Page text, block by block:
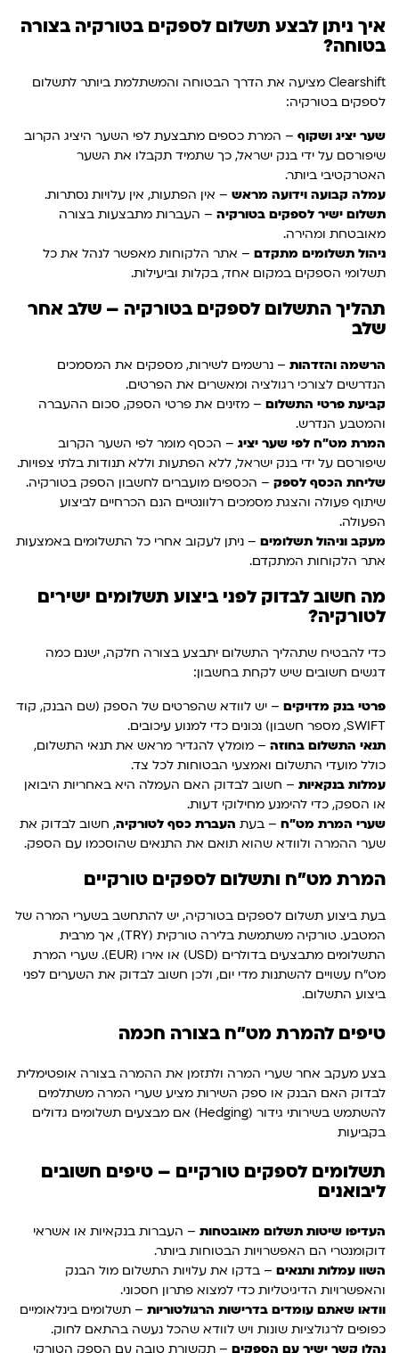
איך ניתן לבצע תשלום לספקים בטורקיה בצורה
בטוחה?
Clearshift מציעה את הדרך הבטוחה והמשתלמת ביותר לתשלום
לספקים בטורקיה:
שער יציג ושקוף – המרת כספים מתבצעת לפי השער היציג הקרוב
שיפורסם על ידי בנק ישראל, כך שתמיד תקבלו את השער
האטרקטיבי ביותר.
עמלה קבועה וידועה מראש – אין הפתעות, אין עלויות נסתרות.
תשלום ישיר לספקים בטורקיה – העברות מתבצעות בצורה
מאובטחת ומהירה.
ניהול תשלומים מתקדם – אתר הלקוחות מאפשר לנהל את כל
תשלומי הספקים במקום אחד, בקלות וביעילות.
תהליך התשלום לספקים בטורקיה – שלב אחר
שלב
הרשמה והזדהות – נרשמים לשירות, מספקים את המסמכים
הנדרשים לצורכי רגולציה ומאשרים את הפרטים.
קביעת פרטי התשלום – מזינים את פרטי הספק, סכום ההעברה
והמטבע הנדרש.
המרת מט"ח לפי שער יציג – הכסף מומר לפי השער הקרוב
שיפורסם על ידי בנק ישראל, ללא הפתעות וללא תנודות בלתי צפויות.
שליחת הכסף לספק – הכספים מועברים לחשבון הספק בטורקיה.
שיתוף פעולה והצגת מסמכים רלוונטיים הנם הכרחיים לביצוע
הפעולה.
מעקב וניהול תשלומים – ניתן לעקוב אחרי כל התשלומים באמצעות
אתר הלקוחות המתקדם.
מה חשוב לבדוק לפני ביצוע תשלומים ישירים
לטורקיה?
כדי להבטיח שתהליך התשלום יתבצע בצורה חלקה, ישנם כמה
דגשים חשובים שיש לקחת בחשבון:
פרטי בנק מדויקים – יש לוודא שהפרטים של הספק (שם הבנק, קוד
SWIFT, מספר חשבון) נכונים כדי למנוע עיכובים.
תנאי התשלום בחוזה – מומלץ להגדיר מראש את תנאי התשלום,
כולל מועדי התשלום ואמצעי הבטוחות לכל צד.
עמלות בנקאיות – חשוב לבדוק האם העמלה היא באחריות היבואן
או הספק, כדי להימנע מחילוקי דעות.
שערי המרת מט"ח – בעת העברת כסף לטורקיה, חשוב לבדוק את
שער ההמרה ולוודא שהוא תואם את התנאים שהוסכמו עם הספק.
המרת מט"ח ותשלום לספקים טורקיים
בעת ביצוע תשלום לספקים בטורקיה, יש להתחשב בשערי המרה של
המטבע. טורקיה משתמשת בלירה טורקית (TRY), אך מרבית
התשלומים מתבצעים בדולרים (USD) או אירו (EUR). שערי המרת
מט"ח עשויים להשתנות מדי יום, ולכן חשוב לבדוק את השערים לפני
ביצוע התשלום.
טיפים להמרת מט"ח בצורה חכמה
בצע מעקב אחר שערי המרה ולתזמן את ההמרה בצורה אופטימלית
לבדוק האם הבנק או ספק השירות מציע שערי המרה משתלמים
להשתמש בשירותי גידור (Hedging) אם מבצעים תשלומים גדולים
בקביעות
תשלומים לספקים טורקיים – טיפים חשובים
ליבואנים
העדיפו שיטות תשלום מאובטחות – העברות בנקאיות או אשראי
דוקומנטרי הם האפשרויות הבטוחות ביותר.
השוו עמלות ותנאים – בדקו את עלויות התשלום מול הבנק
והאפשרויות הדיגיטליות כדי למצוא פתרון חסכוני.
וודאו שאתם עומדים בדרישות הרגולטוריות – תשלומים בינלאומיים
כפופים לרגולציות שונות ויש לוודא שהכל נעשה בהתאם לחוק.
נהלו קשר ישיר עם הספקים – תקשורת טובה עם הספק הטורקי